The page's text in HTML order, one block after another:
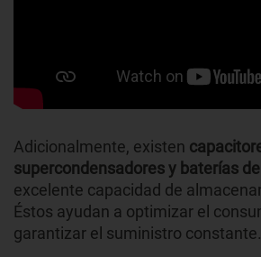
Adicionalmente, existen
supercondensadores y baterías
excelente capacidad de
Éstos ayudan a optimizar el
garantizar el suministro constante.